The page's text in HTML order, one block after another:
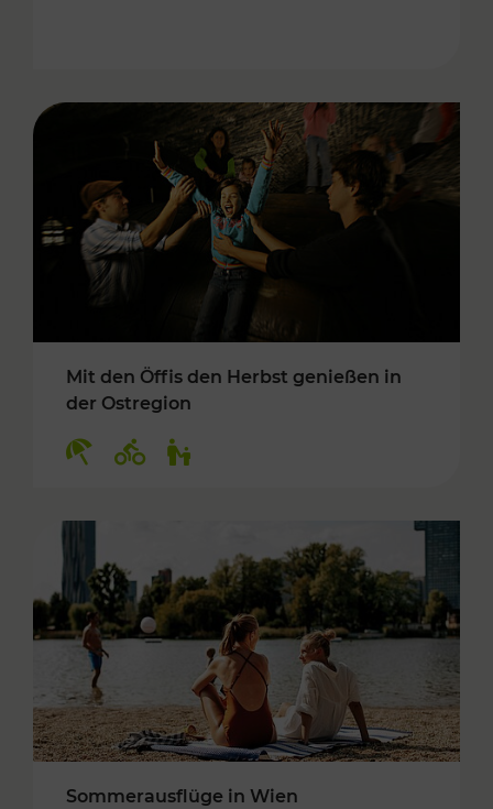
Mit den Öffis den Herbst genießen in
der Ostregion
Sommerausflüge in Wien